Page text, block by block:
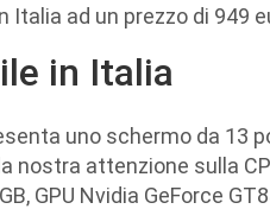
Italia ad un prezzo di 949
in Italia
uno schermo da 13
nostra attenzione sulla
GPU Nvidia GeForce